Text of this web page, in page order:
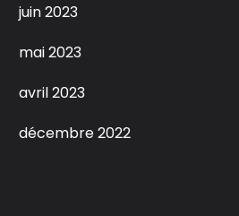
juin 2023
mai 2023
avril 2023
décembre 2022